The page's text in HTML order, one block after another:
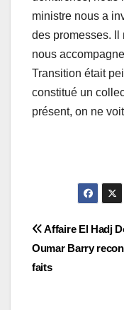
ministre nous a
des promesses. Il
nous
Transition était
constitué un
présent, on ne
de
Affaire El Hadj
Oumar Barry
faits